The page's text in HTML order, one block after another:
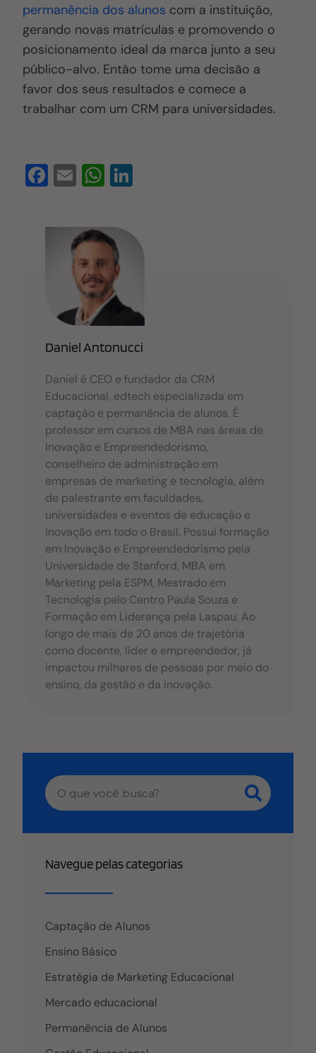
permanência dos alunos com a instituição,
gerando novas matrículas e promovendo o
posicionamento ideal da marca junto a seu
público-alvo. Então tome uma decisão a
favor dos seus resultados e comece a
trabalhar com um CRM para universidades.
F
c
o
E
ail
W
at
s
A
p
p
e
Daniel Antonucci
Daniel é CEO e fundador da CRM
Educacional, edtech especializada em
captação e permanência de alunos. É
professor em cursos de MBA nas áreas de
Inovação e Empreendedorismo,
conselheiro de administração em
empresas de marketing e tecnologia, além
de palestrante em faculdades,
universidades e eventos de educação e
inovação em todo o Brasil. Possui formação
em Inovação e Empreendedorismo pela
Universidade de Stanford, MBA em
Marketing pela ESPM, Mestrado em
Tecnologia pelo Centro Paula Souza e
Formação em Liderança pela Laspau. Ao
longo de mais de 20 anos de trajetória
como docente, líder e empreendedor, já
impactou milhares de pessoas por meio do
ensino, da gestão e da inovação.
Navegue pelas categorias
Captação de Alunos
Ensino Básico
Estratégia de Marketing Educacional
Mercado educacional
Permanência de Alunos